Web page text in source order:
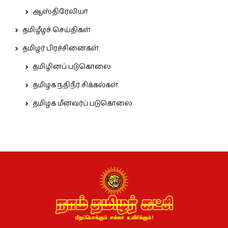
ஆஸ்திரேலியா
தமிழீழச் செய்திகள்
தமிழர் பிரச்சினைகள்
தமிழினப் படுகொலை
தமிழக நதிநீர் சிக்கல்கள்
தமிழக மீனவர்ப் படுகொலை